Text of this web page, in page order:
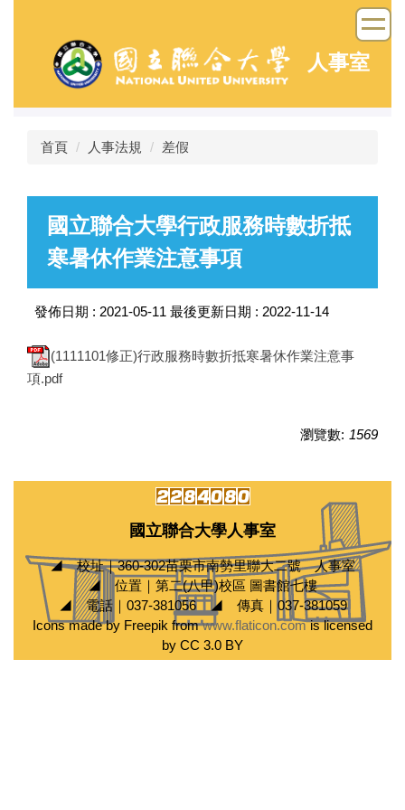
容
人事室
首頁 人事法規 差假
國立聯合大學行政服務時數折抵
寒暑休作業注意事項
發佈日期 : 2021-05-11 最後更新日期 : 2022-11-14
(1111101修正)行政服務時數折抵寒暑休作業注意事
項.pdf
瀏覽數: 1569
國立聯合大學人事室
◢ 校址｜360-302苗栗市南勢里聯大二號 人事室
◢ 位置｜第二(八甲)校區 圖書館七樓
◢ 電話｜037-381056 ◢ 傳真｜037-381059
Icons made by Freepik fromwww.flaticon.comis licensed
by CC 3.0 BY